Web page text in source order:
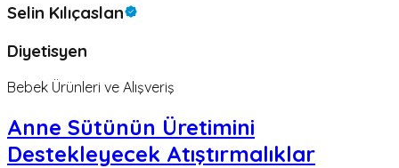
Selin Kılıçaslan
Diyetisyen
Bebek Ürünleri ve Alışveriş
Anne Sütünün Üretimini
Destekleyecek Atıştırmalıklar